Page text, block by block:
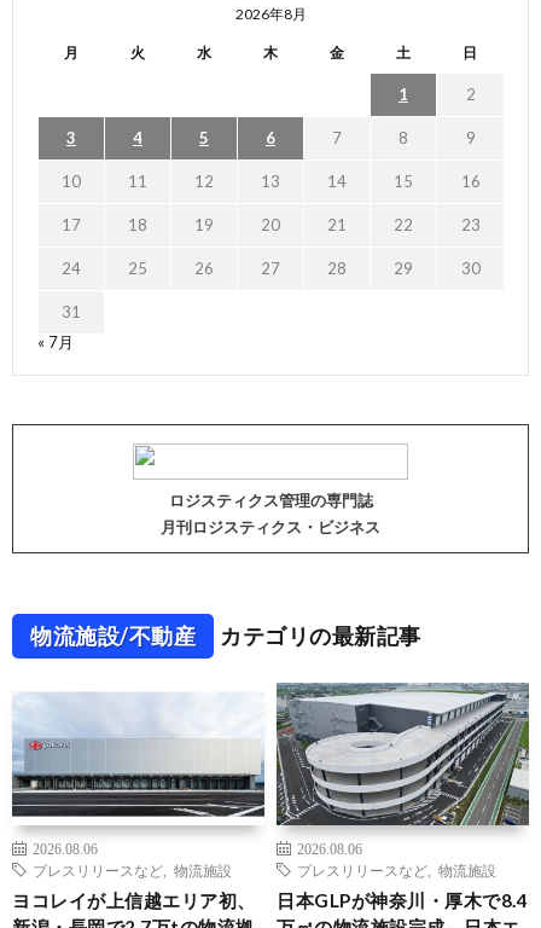
2026年8月
月 火 水 木 金 土 日
1 2
3 4 5 6 7 8 9
10 11 12 13 14 15 16
17 18 19 20 21 22 23
24 25 26 27 28 29 30
31
« 7月
ロジスティクス管理の専門誌
月刊ロジスティクス・ビジネス
物流施設/不動産 カテゴリの最新記事
2026.08.06
プレスリリースなど
物流施設
ヨコレイが上信越エリア初、
2026.08.06
プレスリリースなど
物流施設
日本GLPが神奈川・厚木で8.4